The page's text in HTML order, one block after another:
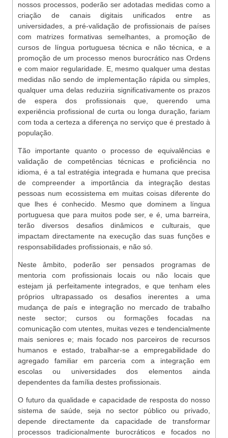
nossos processos, poderão ser adotadas medidas como a
criação de canais digitais unificados entre as
universidades, a pré-validação de profissionais de países
com matrizes formativas semelhantes, a promoção de
cursos de língua portuguesa técnica e não técnica, e a
promoção de um processo menos burocrático nas Ordens
e com maior regularidade. E, mesmo qualquer uma destas
medidas não sendo de implementação rápida ou simples,
qualquer uma delas reduziria significativamente os prazos
de espera dos profissionais que, querendo uma
experiência profissional de curta ou longa duração, fariam
com toda a certeza a diferença no serviço que é prestado à
população.
Tão importante quanto o processo de equivalências e
validação de competências técnicas e proficiência no
idioma, é a tal estratégia integrada e humana que precisa
de compreender a importância da integração destas
pessoas num ecossistema em muitas coisas diferente do
que lhes é conhecido. Mesmo que dominem a língua
portuguesa que para muitos pode ser, e é, uma barreira,
terão diversos desafios dinâmicos e culturais, que
impactam directamente na execução das suas funções e
responsabilidades profissionais, e não só.
Neste âmbito, poderão ser pensados programas de
mentoria com profissionais locais ou não locais que
estejam já perfeitamente integrados, e que tenham eles
próprios ultrapassado os desafios inerentes a uma
mudança de país e integração no mercado de trabalho
neste sector; cursos ou formações focadas na
comunicação com utentes, muitas vezes e tendencialmente
mais seniores e; mais focado nos parceiros de recursos
humanos e estado, trabalhar-se a empregabilidade do
agregado familiar em parceria com a integração em
escolas ou universidades dos elementos ainda
dependentes da família destes profissionais.
O futuro da qualidade e capacidade de resposta do nosso
sistema de saúde, seja no sector público ou privado,
depende directamente da capacidade de transformar
processos tradicionalmente burocráticos e focados no